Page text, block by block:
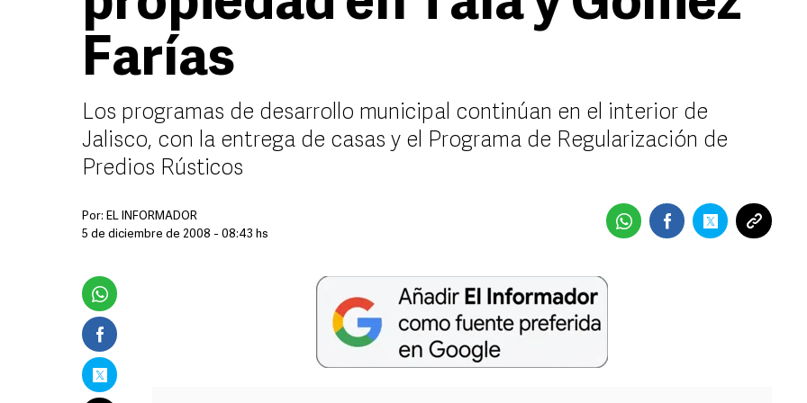
Farías
Los programas de desarrollo municipal continúan en el interior de
Jalisco, con la entrega de casas y el Programa de Regularización de
Predios Rústicos
Por: EL INFORMADOR
5 de diciembre de 2008 - 08:43 hs